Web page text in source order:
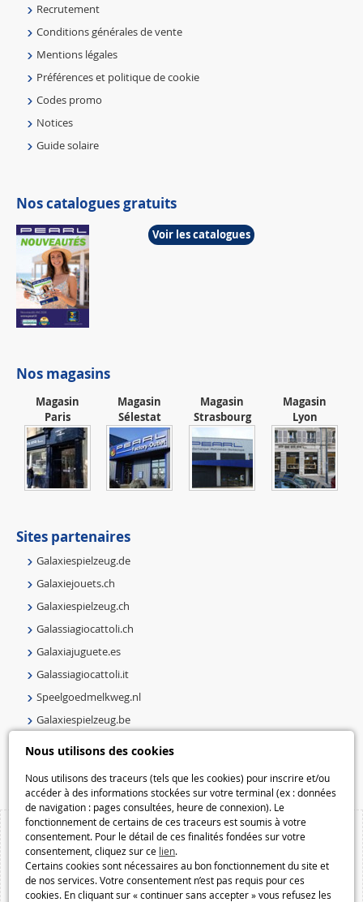
Nous utilisons des cookies
Nous utilisons des traceurs (tels que les cookies) pour inscrire et/ou
accéder à des informations stockées sur votre terminal (ex : données
de navigation : pages consultées, heure de connexion). Le
fonctionnement de certains de ces traceurs est soumis à votre
consentement. Pour le détail de ces finalités fondées sur votre
consentement, cliquez sur ce lien.
Certains cookies sont nécessaires au bon fonctionnement du site et
de nos services. Votre consentement n’est pas requis pour ces
cookies. En cliquant sur « continuer sans accepter » vous refusez les
Recrutement
Conditions générales de vente
Mentions légales
Préférences et politique de cookie
Codes promo
Notices
Guide solaire
Nos catalogues gratuits
Voir les catalogues
Nos magasins
Magasin
Paris
Magasin
Sélestat
Magasin
Strasbourg
Magasin
Lyon
Sites partenaires
Galaxiespielzeug.de
Galaxiejouets.ch
Galaxiespielzeug.ch
Galassiagiocattoli.ch
Galaxiajuguete.es
Galassiagiocattoli.it
Speelgoedmelkweg.nl
Galaxiespielzeug.be